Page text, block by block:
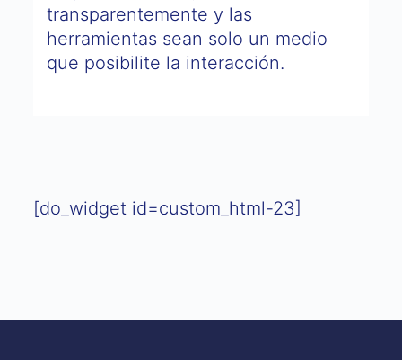
transparentemente y las
herramientas sean solo un medio
que posibilite la interacción.
[do_widget id=custom_html-23]